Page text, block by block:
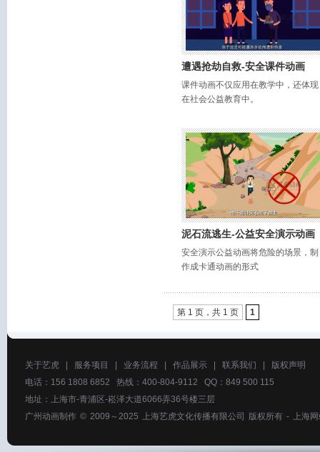
遭遇抢劫自救-安全课件动画
课件动画不仅应用在教学中，还体现
在社会公益教育中。
泥石流逃生-公益安全演示动画
安全演示公益动画将危险的场景，制
作成卡通动画的形式
第 1 页，共 1 页 1
关于艺虎 服务项目 业务流程 作品展示 联系我们
版权声明
电话：156 1808 6852 热线：400-804-9112 QQ：849 500 115
地址：上海市-青浦区-崧泽大道6066弄36号楼三层
广州动画制作 © 2009～2025 上海艺虎文化传播有限公司 版权所有 - 上海